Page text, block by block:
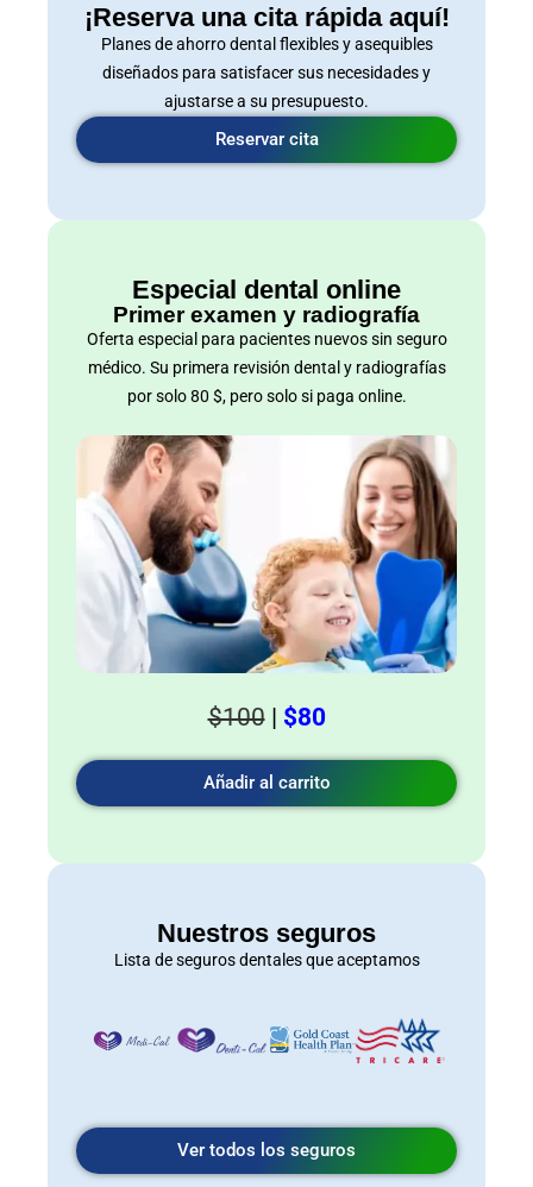
¡Reserva una cita rápida aquí!
Planes de ahorro dental flexibles y asequibles
diseñados para satisfacer sus necesidades y
ajustarse a su presupuesto.
Reservar cita
Especial dental online
Primer examen y radiografía
Oferta especial para pacientes nuevos sin seguro
médico. Su primera revisión dental y radiografías
por solo 80 $, pero solo si paga online.
$100 | $80
Añadir al carrito
Nuestros seguros
Lista de seguros dentales que aceptamos
Ver todos los seguros